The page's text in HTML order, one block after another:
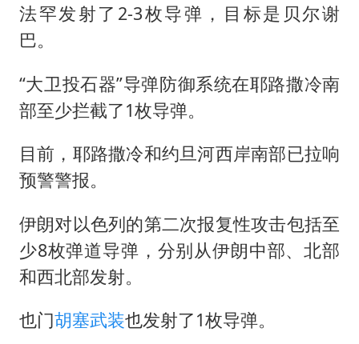
法罕发射了2-3枚导弹，目标是贝尔谢
巴。
“大卫投石器”导弹防御系统在耶路撒冷南
部至少拦截了1枚导弹。
目前，耶路撒冷和约旦河西岸南部已拉响
预警警报。
伊朗对以色列的第二次报复性攻击包括至
少8枚弹道导弹，分别从伊朗中部、北部
和西北部发射。
也门胡塞武装也发射了1枚导弹。